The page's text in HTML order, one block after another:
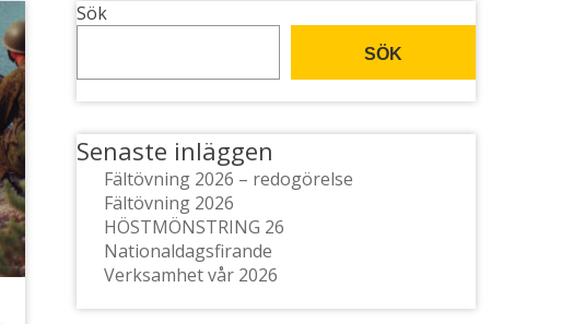
Sök
SÖK
Senaste inläggen
Fältövning 2026 – redogörelse
Fältövning 2026
HÖSTMÖNSTRING 26
Nationaldagsfirande
Verksamhet vår 2026